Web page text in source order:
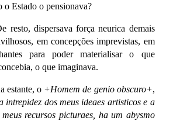
o Estado o pensionava?
resto, dispersava força neurica demais
em concepções imprevistas, em
para poder materialisar o que
o que imaginava.
estante, o +Homem de genio obscuro+,
intrepidez dos meus ideaes artisticos e a
recursos picturaes, ha um abysmo